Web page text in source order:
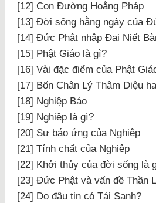
[12] Con Đường Hoằng Pháp
[13] Đời sống hằng ngày của
[14] Đức Phật nhập Đại Niết
[15] Phật Giáo là gì?
[16] Vài đặc điểm của Phật
[17] Bốn Chân Lý Thâm Diệu
[18] Nghiệp Báo
[19] Nghiệp là gì?
[20] Sự báo ứng của Nghiệp
[21] Tính chất của Nghiệp
[22] Khởi thủy của đời sống là
[23] Đức Phật và vấn đề Thần
[24] Do đâu tin có Tái Sanh?